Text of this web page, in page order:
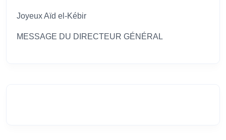
Joyeux Aïd el-Kébir
MESSAGE DU DIRECTEUR GÉNÉRAL